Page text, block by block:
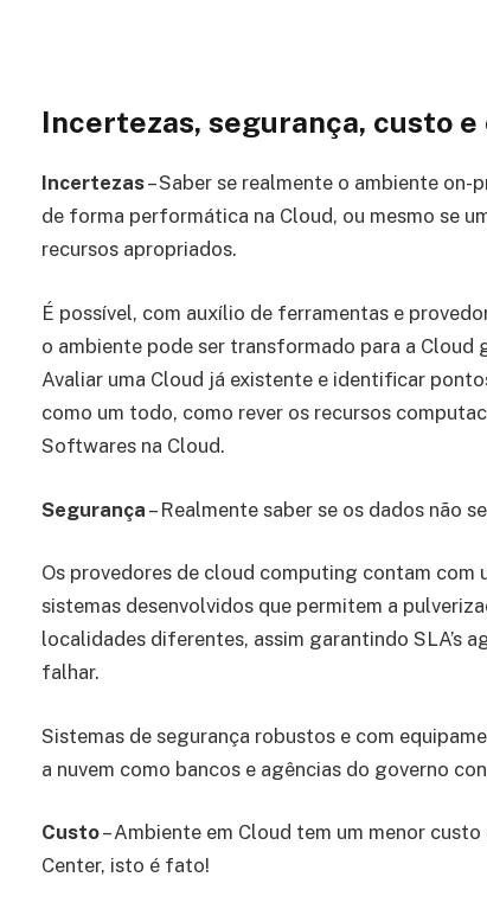
Incertezas, segurança, custo
Incertezas– Saber se realmente o ambiente
de forma performática na Cloud, ou mesmo se
recursos apropriados.
É possível, com auxílio de ferramentas e
o ambiente pode ser transformado para a Cloud
Avaliar uma Cloud já existente e identificar
como um todo, como rever os recursos
Softwares na Cloud.
Segurança – Realmente saber se os dados não
Os provedores de cloud computing contam
sistemas desenvolvidos que permitem a
localidades diferentes, assim garantindo SLA’s
falhar.
Sistemas de segurança robustos e com
a nuvem como bancos e agências do governo
Custo– Ambiente em Cloud tem um menor
Center, isto é fato!